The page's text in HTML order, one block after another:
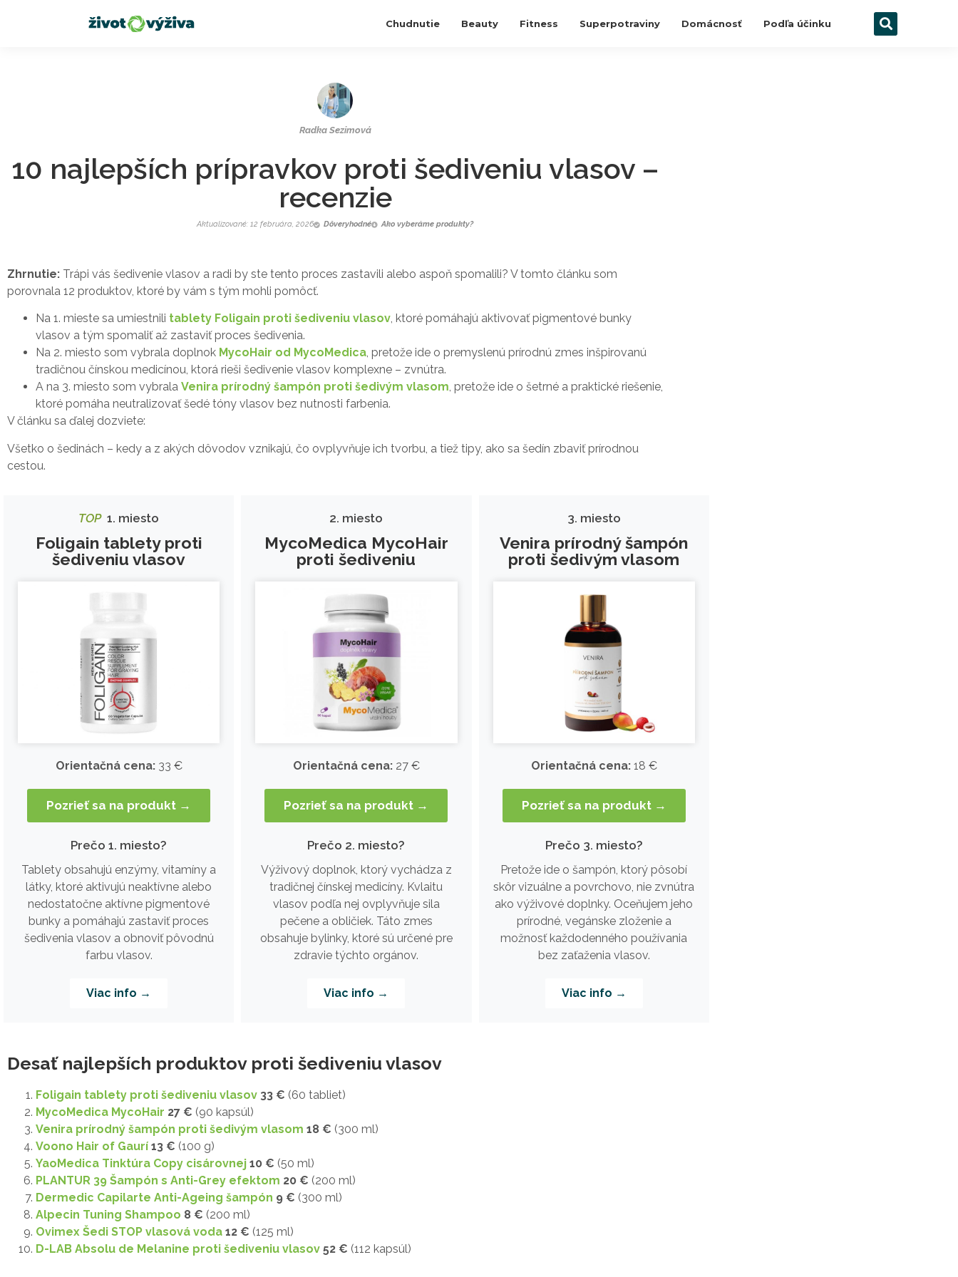
Chudnutie Beauty Fitness Superpotraviny Domácnosť Podľa účinku
Radka Sezimová
10 najlepších prípravkov proti šediveniu vlasov –
recenzie
Aktualizované: 12 februára, 2026 Dôveryhodné Ako vyberáme produkty?
Zhrnutie: Trápi vás šedivenie vlasov a radi by ste tento proces zastavili alebo aspoň spomalili? V tomto článku som
porovnala 12 produktov, ktoré by vám s tým mohli pomôcť.
Na 1. mieste sa umiestnili tablety Foligain proti šediveniu vlasov, ktoré pomáhajú aktivovať pigmentové bunky
vlasov a tým spomaliť až zastaviť proces šedivenia.
Na 2. miesto som vybrala doplnok MycoHair od MycoMedica, pretože ide o premyslenú prírodnú zmes inšpirovanú
tradičnou čínskou medicínou, ktorá rieši šedivenie vlasov komplexne – zvnútra.
A na 3. miesto som vybrala Venira prírodný šampón proti šedivým vlasom, pretože ide o šetrné a praktické riešenie,
ktoré pomáha neutralizovať šedé tóny vlasov bez nutnosti farbenia.
V článku sa ďalej dozviete:
Všetko o šedinách – kedy a z akých dôvodov vznikajú, čo ovplyvňuje ich tvorbu, a tiež tipy, ako sa šedín zbaviť prírodnou
cestou.
TOP1. miesto
Foligain tablety proti
šediveniu vlasov
Orientačná cena:33 €
Pozrieť sa na produkt →
Prečo 1. miesto?
Tablety obsahujú enzýmy, vitamíny a
látky, ktoré aktivujú neaktívne alebo
nedostatočne aktívne pigmentové
bunky a pomáhajú zastaviť proces
šedivenia vlasov a obnoviť pôvodnú
farbu vlasov.
Viac info →
2. miesto
MycoMedica MycoHair
proti šediveniu
Orientačná cena:27 €
Pozrieť sa na produkt →
Prečo 2. miesto?
Výživový doplnok, ktorý vychádza z
tradičnej čínskej medicíny. Kvlaitu
vlasov podľa nej ovplyvňuje sila
pečene a obličiek. Táto zmes
obsahuje bylinky, ktoré sú určené pre
zdravie týchto orgánov.
Viac info →
3. miesto
Venira prírodný šampón
proti šedivým vlasom
Orientačná cena:18 €
Pozrieť sa na produkt →
Prečo 3. miesto?
Pretože ide o šampón, ktorý pôsobí
skôr vizuálne a povrchovo, nie zvnútra
ako výživové doplnky. Oceňujem jeho
prírodné, vegánske zloženie a
možnosť každodenného používania
bez zaťaženia vlasov.
Viac info →
Desať najlepších produktov proti šediveniu vlasov
Foligain tablety proti šediveniu vlasov 33 € (60 tabliet)
MycoMedica MycoHair 27 € (90 kapsúl)
Venira prírodný šampón proti šedivým vlasom 18 € (300 ml)
Voono Hair of Gaurí 13 € (100 g)
YaoMedica Tinktúra Copy cisárovnej 10 € (50 ml)
PLANTUR 39 Šampón s Anti-Grey efektom 20 € (200 ml)
Dermedic Capilarte Anti-Ageing šampón 9 € (300 ml)
Alpecin Tuning Shampoo 8 € (200 ml)
Ovimex Šedi STOP vlasová voda 12 € (125 ml)
D-LAB Absolu de Melanine proti šediveniu vlasov 52 € (112 kapsúl)